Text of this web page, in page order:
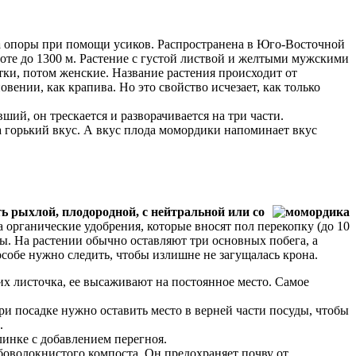
опоры при помощи усиков. Распространена в Юго-Восточной
до 1300 м. Растение с густой листвой и желтыми мужскими
потом женские. Название растения происходит от
как крапива. Но это свойство исчезает, как только
он трескается и разворачивается на три части.
вкус. А вкус плода момордики напоминает вкус
рыхлой, плодородной, с нейтральной или со
удобрения, которые вносят пол перекопку (до 10
На растении обычно оставляют три основных побега, а
нужно следить, чтобы излишне не загущалась крона.
листочка, ее высаживают на постоянное место. Самое
посадке нужно оставить место в верней части посуды, чтобы
с добавлением перегноя.
компоста. Он предохраняет почву от